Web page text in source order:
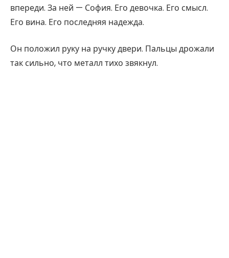
впереди. За ней — София. Его девочка. Его смысл.
Его вина. Его последняя надежда.
Он положил руку на ручку двери. Пальцы дрожали
так сильно, что металл тихо звякнул.